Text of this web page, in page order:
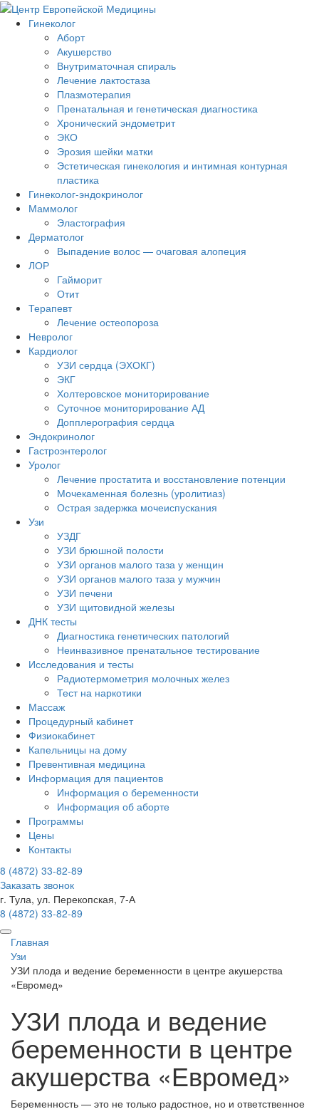
Гинеколог
Аборт
Акушерство
Внутриматочная спираль
Лечение лактостаза
Плазмотерапия
Пренатальная и генетическая диагностика
Хронический эндометрит
ЭКО
Эрозия шейки матки
Эстетическая гинекология и интимная контурная
пластика
Гинеколог-эндокринолог
Маммолог
Эластография
Дерматолог
Выпадение волос — очаговая алопеция
ЛОР
Гайморит
Отит
Терапевт
Лечение остеопороза
Невролог
Кардиолог
УЗИ сердца (ЭХОКГ)
ЭКГ
Холтеровское мониторирование
Суточное мониторирование АД
Допплерография сердца
Эндокринолог
Гастроэнтеролог
Уролог
Лечение простатита и восстановление потенции
Мочекаменная болезнь (уролитиаз)
Острая задержка мочеиспускания
Узи
УЗДГ
УЗИ брюшной полости
УЗИ органов малого таза у женщин
УЗИ органов малого таза у мужчин
УЗИ печени
УЗИ щитовидной железы
ДНК тесты
Диагностика генетических патологий
Неинвазивное пренатальное тестирование
Исследования и тесты
Радиотермометрия молочных желез
Тест на наркотики
Массаж
Процедурный кабинет
Физиокабинет
Капельницы на дому
Превентивная медицина
Информация для пациентов
Информация о беременности
Информация об аборте
Программы
Цены
Контакты
8 (4872) 33-82-89
Заказать звонок
г. Тула, ул. Перекопская, 7-А
8 (4872) 33-82-89
Главная
Узи
УЗИ плода и ведение беременности в центре акушерства
«Евромед»
УЗИ плода и ведение
беременности в центре
акушерства «Евромед»
Беременность — это не только радостное, но и ответственное